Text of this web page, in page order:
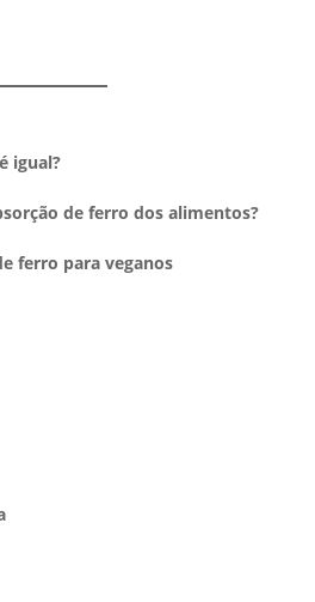
igual?
de ferro dos alimentos?
ferro para veganos